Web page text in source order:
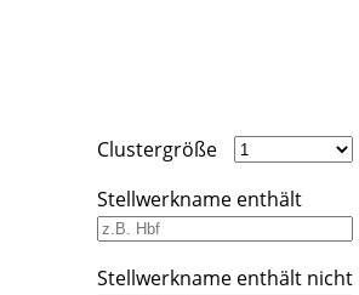
Clustergröße
Stellwerkname enthält
Stellwerkname enthält nicht